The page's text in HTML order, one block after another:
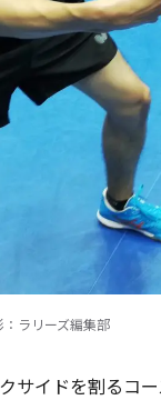
ラリーズ編集部
サイドを割るコ